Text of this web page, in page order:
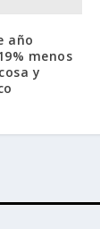
año
menos
y